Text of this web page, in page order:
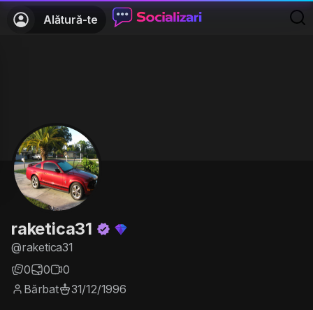
Alătură-te
raketica31
@raketica31
0
0
0
Bărbat
31/12/1996